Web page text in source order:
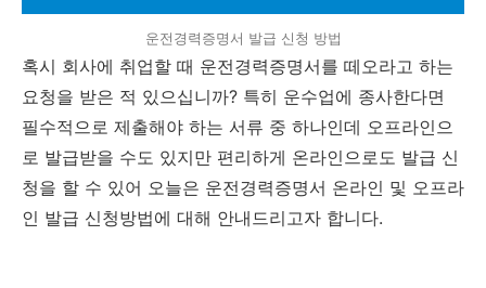
운전경력증명서 발급 신청 방법
혹시 회사에 취업할 때 운전경력증명서를 떼오라고 하는
요청을 받은 적 있으십니까? 특히 운수업에 종사한다면
필수적으로 제출해야 하는 서류 중 하나인데 오프라인으
로 발급받을 수도 있지만 편리하게 온라인으로도 발급 신
청을 할 수 있어 오늘은 운전경력증명서 온라인 및 오프라
인 발급 신청방법에 대해 안내드리고자 합니다.